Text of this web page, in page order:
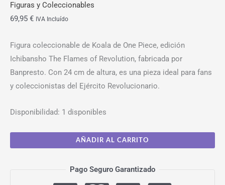
Figuras y Coleccionables
69,95 € IVA Incluído
Figura coleccionable de Koala de One Piece, edición
Ichibansho The Flames of Revolution, fabricada por
Banpresto. Con 24 cm de altura, es una pieza ideal para fans
y coleccionistas del Ejército Revolucionario.
Disponibilidad: 1 disponibles
AÑADIR AL CARRITO
Pago Seguro Garantizado